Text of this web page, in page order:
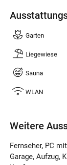
Garten
Liegewiese
Sauna
WLAN
Weitere
Fernseher, PC
Garage, Aufzug,